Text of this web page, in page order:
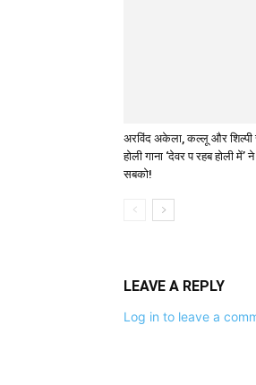
अरविंद अकेला, कल्लू और शिल्पी
होली गाना ‘देवर प रहब होली में’
सबको!
LEAVE A REPLY
Log in to leave a